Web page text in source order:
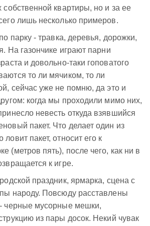
собственной квартиры, но и за ее
лишь несколько примеров.
парку - травка, деревья, дорожки,
На газончике играют парни
и довольно-таки гоповатого
то ли мячиком, то ли
сейчас уже не помню, да это и
когда мы проходили мимо них,
невесть откуда взявшийся
пакет. Что делает один из
пакет, относит его к
(метров пять), после чего, как ни в
к игре.
праздник, ярмарка, сцена с
народу. Повсюду расставлены
черные мусорные мешки,
из пары досок. Некий чувак